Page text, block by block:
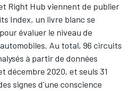
Right Hub viennent de publier
Index, un livre blanc se
évaluer le niveau de
Au total, 96 circuits
à partir de données
décembre 2020, et seuls 31
signes d'une conscience